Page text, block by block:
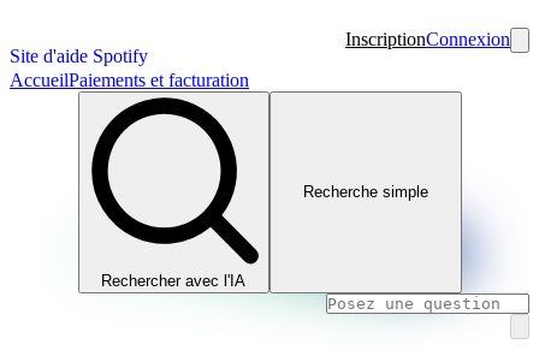
Site d'aide Spotify
InscriptionConnexion
AccueilPaiements et facturation
Rechercher avec l'IA
Recherche simple